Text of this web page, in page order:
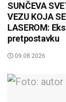
SUNČEVA
VEZU KOJA
LASEROM:
pretpostavku
09.08.2026